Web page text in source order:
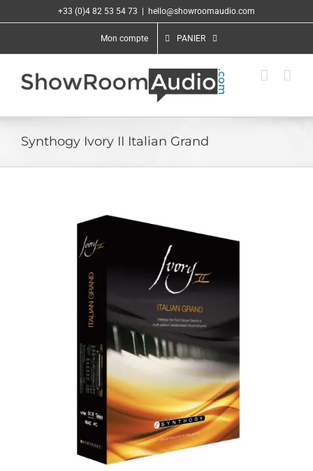
au
+33 (0)4 82 53 54 73 hello@showroomaudio.com
Mon compte PANIER
Synthogy Ivory II Italian Grand